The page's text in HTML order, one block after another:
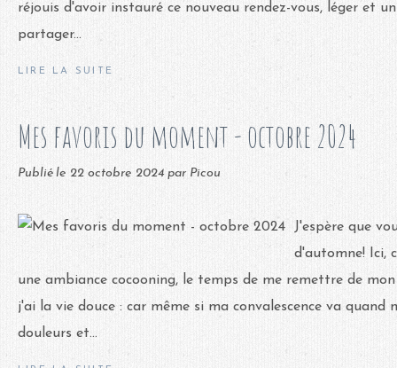
réjouis d'avoir instauré ce nouveau rendez-vous, léger et
partager...
LIRE LA SUITE
Mes favoris du moment - octobre 2024
Publié le 22 octobre 2024 par Picou
J'espère que
d'automne! Ici,
une ambiance cocooning, le temps de me remettre de
j'ai la vie douce : car même si ma convalescence va quand
douleurs et...